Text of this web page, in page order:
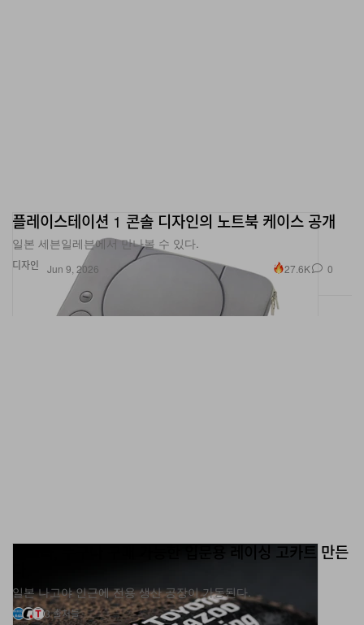
디자인
플레이스테이션 1 콘솔 디자인의 노트북 케이스 공개
일본 세븐일레븐에서 만나볼 수 있다.
Jun 9, 2026 27.6K 0
도요타, 누구나 구매 가능한 입문용 레이싱 고카트 만든
일본 나고야 인근에 전용 생산 공장이 가동된다.
3 출처들